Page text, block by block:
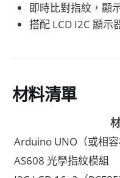
即時比對指紋，顯
搭配 LCD I2C 顯示
材料清單
Arduino UNO（或相容
AS608 光學指紋模組